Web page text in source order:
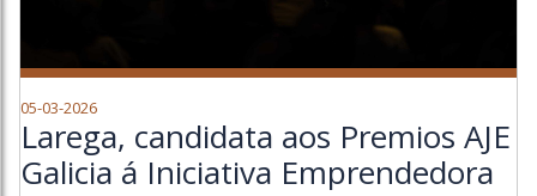
05-03-2026
Larega, candidata aos Premios AJE
Galicia á Iniciativa Emprendedora